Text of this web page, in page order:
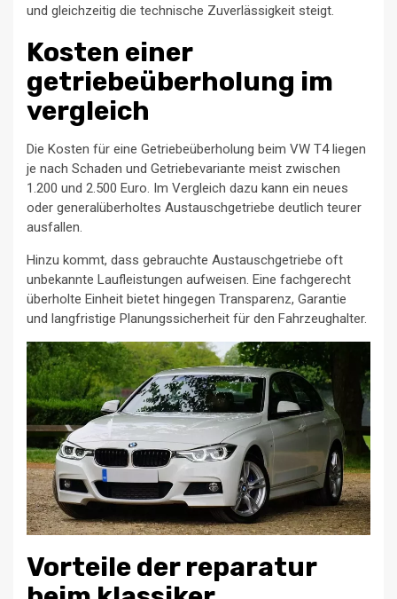
und gleichzeitig die technische Zuverlässigkeit steigt.
Kosten einer
getriebeüberholung im
vergleich
Die Kosten für eine Getriebeüberholung beim VW T4 liegen
je nach Schaden und Getriebevariante meist zwischen
1.200 und 2.500 Euro. Im Vergleich dazu kann ein neues
oder generalüberholtes Austauschgetriebe deutlich teurer
ausfallen.
Hinzu kommt, dass gebrauchte Austauschgetriebe oft
unbekannte Laufleistungen aufweisen. Eine fachgerecht
überholte Einheit bietet hingegen Transparenz, Garantie
und langfristige Planungssicherheit für den Fahrzeughalter.
Vorteile der reparatur